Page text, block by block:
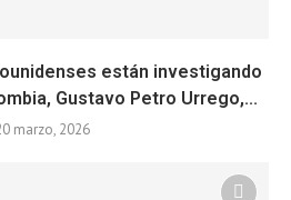
están investigando
Gustavo Petro Urrego,...
marzo, 2026